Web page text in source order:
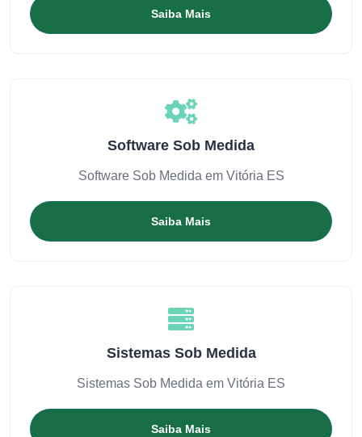
Saiba Mais
Software Sob Medida
Software Sob Medida em Vitória ES
Saiba Mais
Sistemas Sob Medida
Sistemas Sob Medida em Vitória ES
Saiba Mais